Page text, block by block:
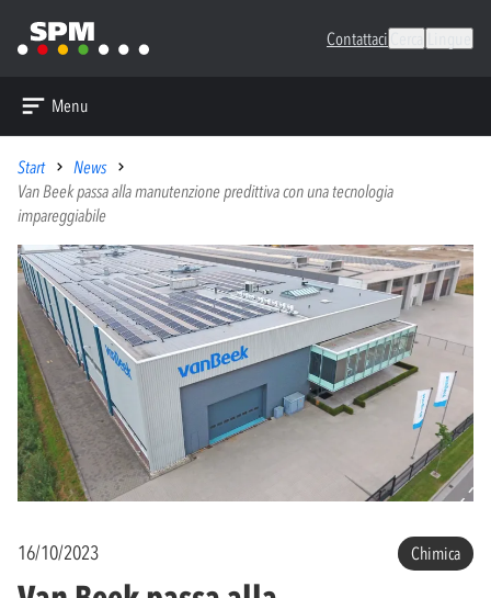
Contattaci
Menu
Start
News
Van Beek passa alla manutenzione predittiva con una tecnologia
impareggiabile
16/10/2023 Chimica